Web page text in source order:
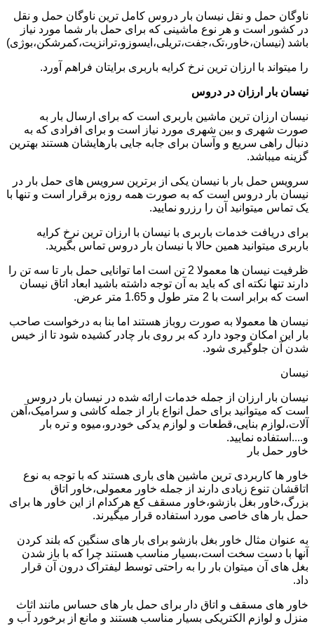
ناوگان حمل و نقل نیسان بار دروس کامل ترین ناوگان حمل و نقل
در کشور است و هر نوع ماشینی که برای حمل بار شما مورد نیاز
باشد (نیسان،خاور،تک،جفت،تریلی،ایسوزو،ترانزیت،کمرشکن،بوژی)
را میتواند با ارزان ترین نرخ کرایه باربری برایتان فراهم آورد.
نیسان بار ارزان در دروس
نیسان ارزان ترین ماشین باربری است که برای ارسال بار به
صورت شهری و بین شهری مورد نیاز است و برای افرادی که به
دنبال راهی سریع و وآسان برای جابه جایی بارهایشان هستند بهترین
گزینه میباشد.
سرویس حمل بار با نیسان یکی از برترین سرویس های حمل بار در
نیسان بار دروس است که به صورت همه روزه برقرار است و تنها با
یک تماس میتوانید آن را رزرو نمایید.
برای دریافت خدمات باربری با نیسان با ارزان ترین نرخ کرایه
باربری میتوانید همین حالا با نیسان بار دروس تماس بگیرید.
ظرفیت نیسان ها معمولا 2 تن است اما توانایی حمل بار تا سه تن را
دارند تنها نکته ای که باید به آن توجه داشته باشید ابعاد اتاق نیسان
است که برابر است با 2 متر طول و 1.65 متر عرض.
نیسان ها معمولا به صورت روباز هستند اما بنا به درخواست صاحب
بار این امکان وجود دارد که بر روی بار چادر کشیده شود تا از خیس
شدن آن جلوگیری شود.
نیسان
نیسان بار ارزان از جمله خدمات ارائه شده در نیسان بار دروس
است که میتوانید برای حمل انواع بار از جمله کاشی و سرامیک،آهن
آلات،لوازم بنایی،قطعات و لوازم یدکی خودرو،میوه و تره بار
و....استفاده نمایید.
خاور حمل بار
خاور ها کاربردی ترین ماشین های باری هستند که با توجه به نوع
اتاقشان تنوع زیادی دارند از جمله خاور معمولی،خاور اتاق
بزرگ،خاور بغل بازشو،خاور مسقف کع هرکدام از این خاور ها برای
حمل بار های خاصی مورد استفاده قرار میگیرند.
به عنوان مثال خاور بغل بازشو برای بار های سنگین که بلند کردن
آنها با دست سخت است،بسیار مناسب هستند چرا که با باز شدن
بغل های آن میتوان بار را به راحتی توسط لیفتراک درون آن قرار
داد.
خاور های مسقف و اتاق دار برای حمل بار های حساس مانند اثاث
منزل و لوازم الکتریکی بسیار مناسب هستند و مانع از برخورد آب و